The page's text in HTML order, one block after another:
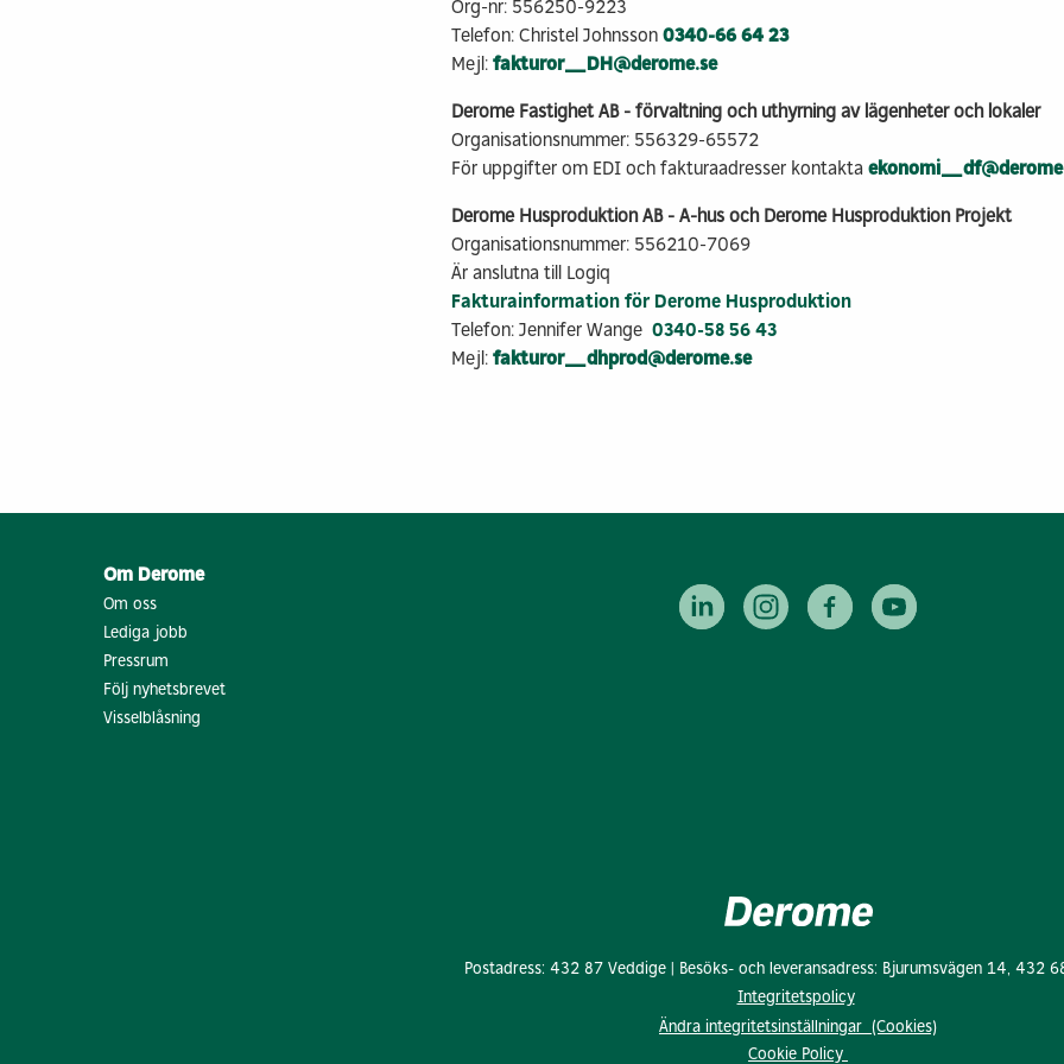
Org-nr: 556250-9223
Telefon: Christel Johnsson 0340-66 64 23
Mejl: fakturor_DH@derome.se
Derome Fastighet AB - förvaltning och uthyrning av lägenheter och lokaler
Organisationsnummer: 556329-65572
För uppgifter om EDI och fakturaadresser kontakta
Derome Husproduktion AB - A-hus och Derome Husproduktion Projekt
Organisationsnummer: 556210-7069
Är anslutna till Logiq
Fakturainformation för Derome Husproduktion
Telefon: Jennifer Wange 0340-58 56 43
Mejl: fakturor_dhprod@derome.se
Om Derome
Om oss
Lediga jobb
Pressrum
Följ nyhetsbrevet
Visselblåsning
Postadress: 432 87 Veddige | Besöks- och leveransadress: Bjurumsvägen 14, 432
Integritetspolicy
Ändra integritetsinställningar (Cookies)
Cookie Policy